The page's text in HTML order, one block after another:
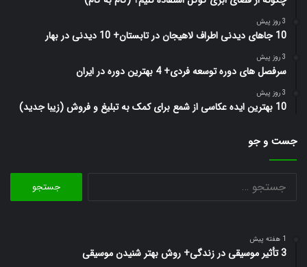
3 روز پیش
10 جاهای دیدنی اطراف لاهیجان در تابستان+ 10 دیدنی در بهار
3 روز پیش
سرفصل های دوره توسعه فردی+ 4 بهترین دوره در ایران
3 روز پیش
10 بهترین ایده عکاسی از شمع برای کمک به تبلیغ و فروش (زیبا جدید)
جست و جو
1 هفته پیش
3 تأثیر موسیقی در زندگی+ روش بهتر شنیدن موسیقی